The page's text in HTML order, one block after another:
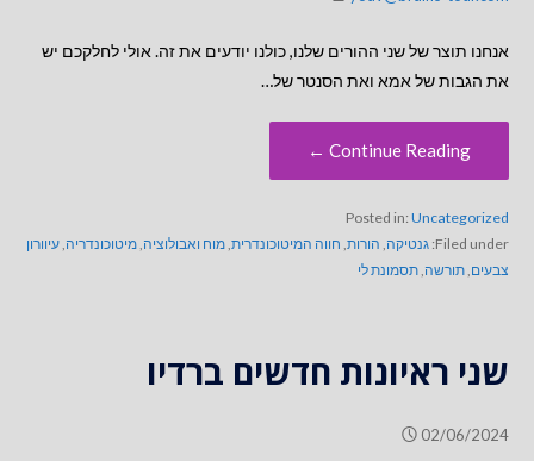
אנחנו תוצר של שני ההורים שלנו, כולנו יודעים את זה. אולי לחלקכם יש
את הגבות של אמא ואת הסנטר של…
Continue Reading ←
Posted in:Uncategorized
Filed under: גנטיקה, הורות, חווה המיטוכונדרית,מוח ואבולוציה,מיטוכונדריה,עיוורון
צבעים,תורשה,תסמונת לי
שני ראיונות חדשים ברדיו
02/06/2024